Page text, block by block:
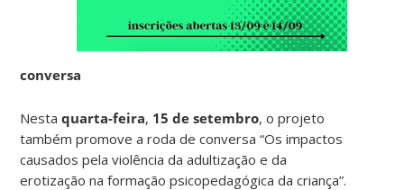
conversa
Nestaquarta-feira, 15 de setembro, o projeto
também promove a roda de conversa “Os impactos
causados pela violência da adultização e da
erotização na formação psicopedagógica da criança”.